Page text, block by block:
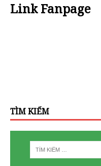
Link Fanpage
TÌM KIẾM